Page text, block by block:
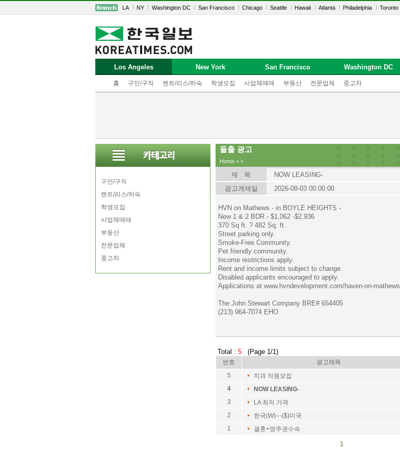
LA NY Washington DC San Francisco Chicago Seattle Hawaii Atlanta Philadelphia Toronto
Los Angeles
홈 구인/구직 렌트/리스/하숙 학생모집 사업체매매 부동산 전문업체 중고차
New York San Francisco Washington DC
구인/구직
렌트/리스/하숙
학생모집
사업체매매
부동산
전문업체
중고차
돌출 광고
Home > >
제 목
NOW LEASING-
광고게재일
2026-08-03 00:00:00
HVN on Mathews - in BOYLE HEIGHTS -
New 1 & 2 BDR - $1,062 -$2,936
370 Sq ft. ? 482 Sq. ft.
Street parking only.
Smoke-Free Community.
Pet friendly community.
Income restrictions apply.
Rent and income limits subject to change.
Disabled applicants encouraged to apply.
Applications at www.hvndevelopment.com/haven-on-mathews
The John Stewart Company BRE# 654405
(213) 964-7074 EHO
Total : 5 (Page 1/1)
번호 광고제목
5
치과 직원모집
4
NOW LEASING-
3
LA 최저 가격
2
한국(W)---($)미국
1
결혼+영주권수속
1